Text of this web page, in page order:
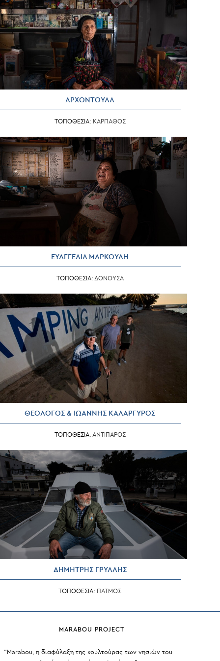
ΑΡΧΟΝΤΟΥΛΑ
ΤΟΠΟΘΕΣΙΑ: ΚΑΡΠΑΘΟΣ
ΕΥΑΓΓΕΛΙΑ ΜΑΡΚΟΥΛΗ
ΤΟΠΟΘΕΣΙΑ: ΔΟΝΟΥΣΑ
ΘΕΟΛΟΓΟΣ & ΙΩΑΝΝΗΣ ΚΑΛΑΡΓΥΡΟΣ
ΤΟΠΟΘΕΣΙΑ: ΑΝΤΙΠΑΡΟΣ
ΔΗΜΗΤΡΗΣ ΓΡΥΛΛΗΣ
ΤΟΠΟΘΕΣΙΑ: ΠΑΤΜΟΣ
MARABOU PROJECT
“Marabou, η διαφύλαξη της κουλτούρας των νησιών του